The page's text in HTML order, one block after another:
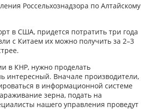
Россельхознадзора по Алтайскому
в США, придется потратить три года
с Китаем их можно получить за 2–3
в КНР, нужно проделать
интересный. Вначале производители,
в информационной системе
зерна, подать на
нашего управления проведут